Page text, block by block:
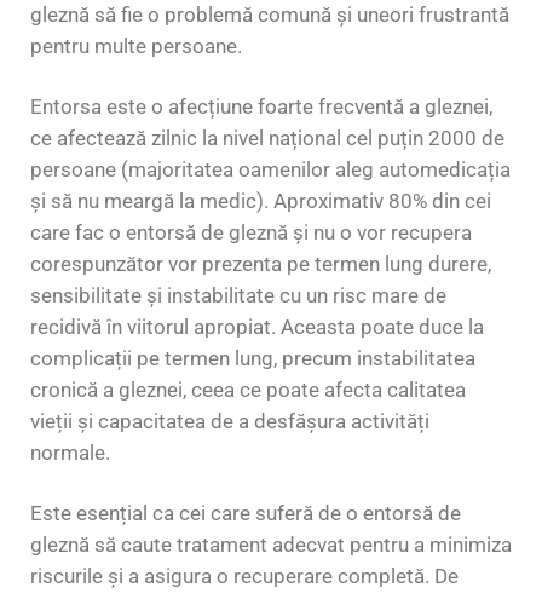
gleznă să fie o problemă comună și uneori frustrantă
pentru multe persoane.
Entorsa este o afecțiune foarte frecventă a gleznei,
ce afectează zilnic la nivel național cel puțin 2000 de
persoane (majoritatea oamenilor aleg automedicația
și să nu meargă la medic). Aproximativ 80% din cei
care fac o entorsă de gleznă și nu o vor recupera
corespunzător vor prezenta pe termen lung durere,
sensibilitate și instabilitate cu un risc mare de
recidivă în viitorul apropiat. Aceasta poate duce la
complicații pe termen lung, precum instabilitatea
cronică a gleznei, ceea ce poate afecta calitatea
vieții și capacitatea de a desfășura activități
normale.
Este esențial ca cei care suferă de o entorsă de
gleznă să caute tratament adecvat pentru a minimiza
riscurile și a asigura o recuperare completă. De